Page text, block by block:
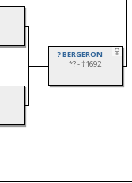
? BERGERON
*? - †1692